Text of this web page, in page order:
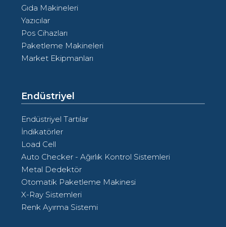
Gıda Makineleri
Yazıcılar
Pos Cihazları
Paketleme Makineleri
Market Ekipmanları
Endüstriyel
Endüstriyel Tartılar
İndikatörler
Load Cell
Auto Checker - Ağırlık Kontrol Sistemleri
Metal Dedektör
Otomatik Paketleme Makinesi
X-Ray Sistemleri
Renk Ayırma Sistemi